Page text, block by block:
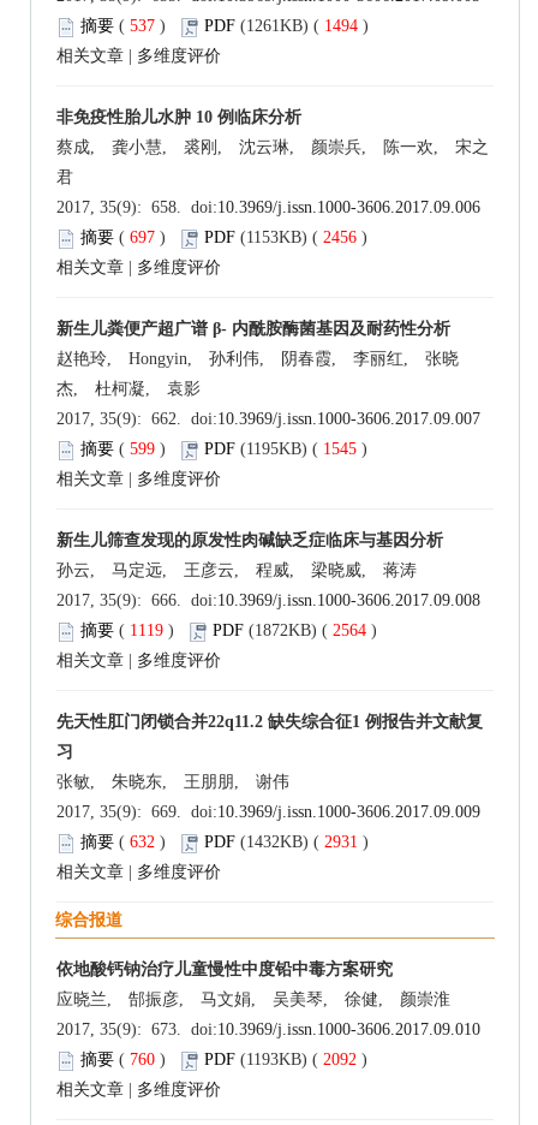
摘要 ( 537 ) PDF (1261KB) ( 1494 )
相关文章
多维度评价
非免疫性胎儿水肿 10 例临床分析
蔡成, 龚小慧, 裘刚, 沈云琳, 颜崇兵, 陈一欢, 宋之
君
2017, 35(9): 658. doi:10.3969/j.issn.1000-3606.2017.09.006
摘要 ( 697 ) PDF (1153KB) ( 2456 )
相关文章
多维度评价
新生儿粪便产超广谱 β- 内酰胺酶菌基因及耐药性分析
赵艳玲, Hongyin, 孙利伟, 阴春霞, 李丽红, 张晓
杰, 杜柯凝, 袁影
2017, 35(9): 662. doi:10.3969/j.issn.1000-3606.2017.09.007
摘要 ( 599 ) PDF (1195KB) ( 1545 )
相关文章
多维度评价
新生儿筛查发现的原发性肉碱缺乏症临床与基因分析
孙云, 马定远, 王彦云, 程威, 梁晓威, 蒋涛
2017, 35(9): 666. doi:10.3969/j.issn.1000-3606.2017.09.008
摘要 ( 1119 ) PDF (1872KB) ( 2564 )
相关文章
多维度评价
先天性肛门闭锁合并22q11.2 缺失综合征1 例报告并文献复
习
张敏, 朱晓东, 王朋朋, 谢伟
2017, 35(9): 669. doi:10.3969/j.issn.1000-3606.2017.09.009
摘要 ( 632 ) PDF (1432KB) ( 2931 )
相关文章
多维度评价
综合报道
依地酸钙钠治疗儿童慢性中度铅中毒方案研究
应晓兰, 郜振彦, 马文娟, 吴美琴, 徐健, 颜崇淮
2017, 35(9): 673. doi:10.3969/j.issn.1000-3606.2017.09.010
摘要 ( 760 ) PDF (1193KB) ( 2092 )
相关文章
多维度评价